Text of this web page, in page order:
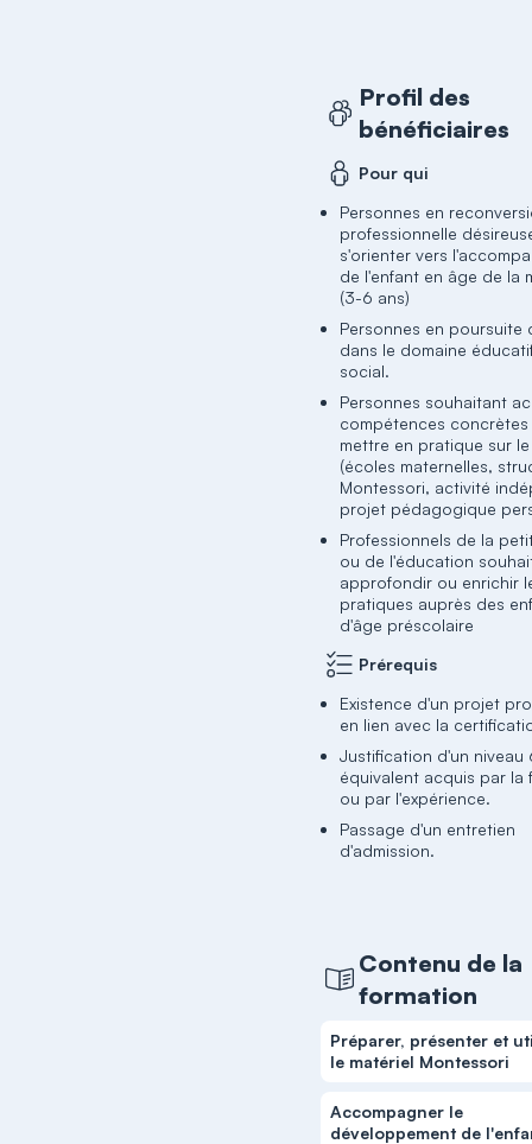
Profil des
bénéficiaires
Pour qui
Personnes en
professionnelle
s'orienter vers
de l'enfant en âge de la
(3-6 ans)
Personnes en poursuite
dans le domaine
social.
Personnes souhaitant
compétences
mettre en pratique sur
(écoles maternelles,
Montessori, activité
projet pédagogique
Professionnels de la
ou de l'éducation
approfondir ou enrichir
pratiques auprès des
d'âge préscolaire
Prérequis
Existence d'un projet
en lien avec la
Justification d'un niveau
équivalent acquis par la
ou par l'expérience.
Passage d'un entretien
d'admission.
Contenu de la
formation
Préparer, présenter et
le matériel Montessori
Accompagner le
développement de